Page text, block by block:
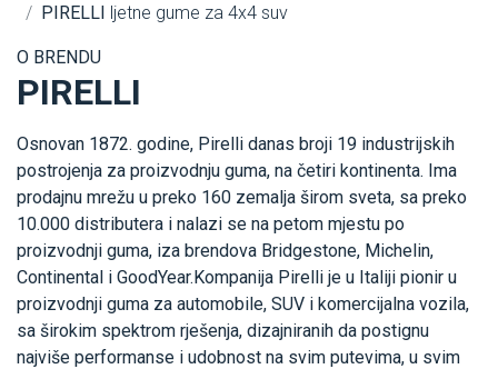
PIRELLI ljetne gume za 4x4 suv
O BRENDU
PIRELLI
Osnovan 1872. godine, Pirelli danas broji 19 industrijskih
postrojenja za proizvodnju guma, na četiri kontinenta. Ima
prodajnu mrežu u preko 160 zemalja širom sveta, sa preko
10.000 distributera i nalazi se na petom mjestu po
proizvodnji guma, iza brendova Bridgestone, Michelin,
Continental i GoodYear.Kompanija Pirelli je u Italiji pionir u
proizvodnji guma za automobile, SUV i komercijalna vozila,
sa širokim spektrom rješenja, dizajniranih da postignu
najviše performanse i udobnost na svim putevima, u svim